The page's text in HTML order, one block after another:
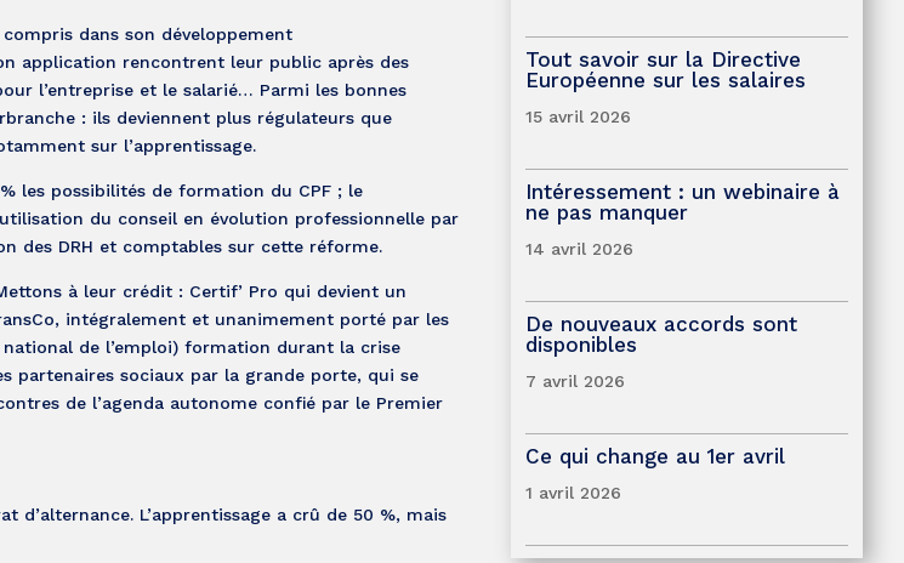
dans son développement
application rencontrent leur public après des
l’entreprise et le salarié… Parmi les bonnes
: ils deviennent plus régulateurs que
sur l’apprentissage.
les possibilités de formation du CPF ; le
du conseil en évolution professionnelle par
des DRH et comptables sur cette réforme.
à leur crédit : Certif’ Pro qui devient un
intégralement et unanimement porté par les
de l’emploi) formation durant la crise
partenaires sociaux par la grande porte, qui se
de l’agenda autonome confié par le Premier
L’apprentissage a crû de 50 %, mais
Tout savoir sur la Directive
Européenne sur les salaires
15 avril 2026
Intéressement : un webinaire à
ne pas manquer
14 avril 2026
De nouveaux accords sont
disponibles
7 avril 2026
Ce qui change au 1er avril
1 avril 2026